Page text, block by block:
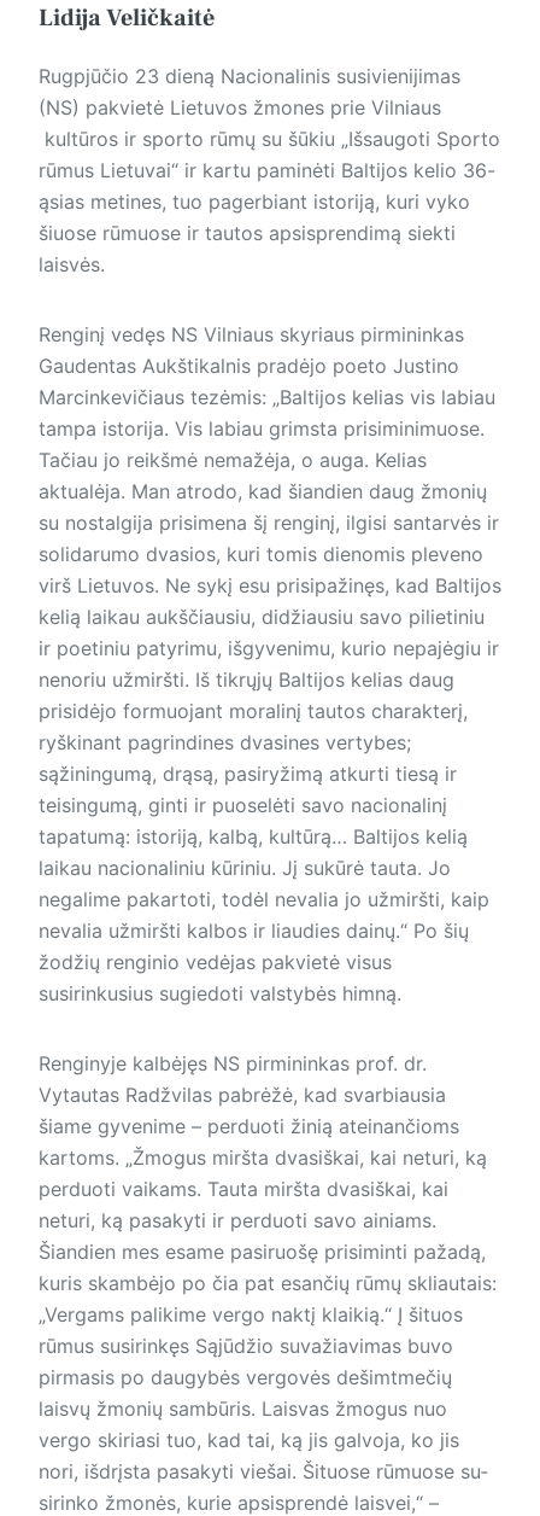
Lidija Veličkaitė
Rugpjūčio 23 dieną Nacionalinis susivienijimas
(NS) pakvietė Lietuvos žmones prie Vilniaus
kultūros ir sporto rūmų su šūkiu „Išsaugoti Sporto
rūmus Lietuvai“ ir kartu paminėti Baltijos kelio 36-
ąsias metines, tuo pagerbiant istoriją, kuri vyko
šiuose rūmuose ir tautos apsisprendimą siekti
laisvės.
Renginį vedęs NS Vilniaus skyriaus pirmininkas
Gaudentas Aukštikalnis pradėjo poeto Justino
Marcinkevičiaus te­zė­mis: „Baltijos kelias vis labiau
tampa istorija. Vis labiau grimsta prisiminimuose.
Tačiau jo reikšmė nemažėja, o auga. Kelias
aktualėja. Man atrodo, kad šiandien daug žmonių
su nostalgija prisimena šį renginį, ilgisi santarvės ir
solidarumo dvasios, kuri tomis dienomis pleveno
virš Lietuvos. Ne sykį esu prisipažinęs, kad Baltijos
kelią laikau aukščiausiu, didžiausiu savo pilietiniu
ir poetiniu patyrimu, išgyvenimu, kurio nepajėgiu ir
nenoriu užmiršti. Iš tikrųjų Baltijos kelias daug
prisidėjo formuojant moralinį tautos charakterį,
ryškinant pagrindines dvasines vertybes;
sąžiningumą, drąsą, pasiryžimą atkurti tiesą ir
teisingumą, ginti ir puoselėti savo nacionalinį
tapatumą: istoriją, kalbą, kultūrą… Baltijos kelią
laikau nacionaliniu kūriniu. Jį sukūrė tauta. Jo
negalime pakartoti, todėl nevalia jo užmiršti, kaip
nevalia užmiršti kalbos ir liaudies dainų.“ Po šių
žodžių renginio vedėjas pakvietė visus
susirinkusius sugiedoti valstybės himną.
Renginyje kalbėjęs NS pirmininkas prof. dr.
Vytautas Radžvilas pabrėžė, kad svarbiausia
šiame gyvenime – perduoti žinią ateinančioms
kartoms. „Žmogus miršta dvasiškai, kai neturi, ką
perduoti vaikams. Tauta miršta dvasiškai, kai
neturi, ką pasakyti ir perduoti savo ainiams.
Šiandien mes esame pasiruošę prisiminti pažadą,
kuris skambėjo po čia pat esančių rūmų skliautais:
„Vergams palikime vergo naktį klaikią.“ Į šituos
rūmus susirinkęs Sąjūdžio suvažiavimas buvo
pirmasis po daugybės vergovės dešimtmečių
laisvų žmonių sambūris. Laisvas žmogus nuo
vergo skiriasi tuo, kad tai, ką jis galvoja, ko jis
nori, išdrįsta pasakyti viešai. Šituose rūmuose su­
si­rin­ko žmonės, kurie apsisprendė laisvei,“ –